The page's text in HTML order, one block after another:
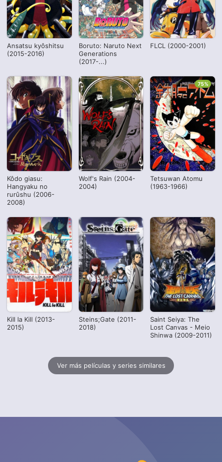
Ansatsu kyôshitsu
(2015-2016)
Boruto: Naruto Next
Generations
(2017-...)
FLCL (2000-2001)
Kôdo giasu:
Hangyaku no
rurûshu (2006-
2008)
Wolf's Rain (2004-
2004)
Tetsuwan Atomu
(1963-1966)
75%
Kill la Kill (2013-
2015)
Steins;Gate (2011-
2018)
Saint Seiya: The
Lost Canvas - Meio
Shinwa (2009-2011)
Ver más películas y series similares